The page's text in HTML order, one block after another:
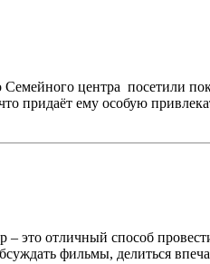
Семейного центра посетили
придаёт ему особую
– это отличный способ
фильмы, делиться